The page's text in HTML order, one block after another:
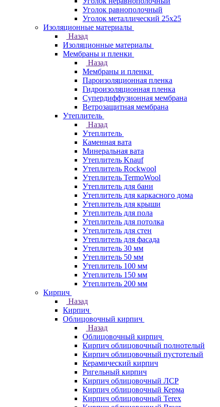
Уголок равнополочный
Уголок металлический 25х25
Изоляционные материалы
Назад
Изоляционные материалы
Мембраны и пленки
Назад
Мембраны и пленки
Пароизоляционная пленка
Гидроизоляционная пленка
Супердиффузионная мембрана
Ветрозащитная мембрана
Утеплитель
Назад
Утеплитель
Каменная вата
Минеральная вата
Утеплитель Knauf
Утеплитель Rockwool
Утеплитель TermoWool
Утеплитель для бани
Утеплитель для каркасного дома
Утеплитель для крыши
Утеплитель для пола
Утеплитель для потолка
Утеплитель для стен
Утеплитель для фасада
Утеплитель 30 мм
Утеплитель 50 мм
Утеплитель 100 мм
Утеплитель 150 мм
Утеплитель 200 мм
Кирпич
Назад
Кирпич
Облицовочный кирпич
Назад
Облицовочный кирпич
Кирпич облицовочный полнотелый
Кирпич облицовочный пустотелый
Керамический кирпич
Ригельный кирпич
Кирпич облицовочный ЛСР
Кирпич облицовочный Керма
Кирпич облицовочный Terex